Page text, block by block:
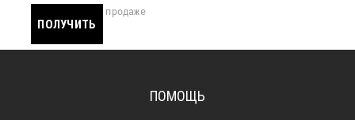
ПОЛУЧИТЬ
скоро в продаже
ПОМОЩЬ